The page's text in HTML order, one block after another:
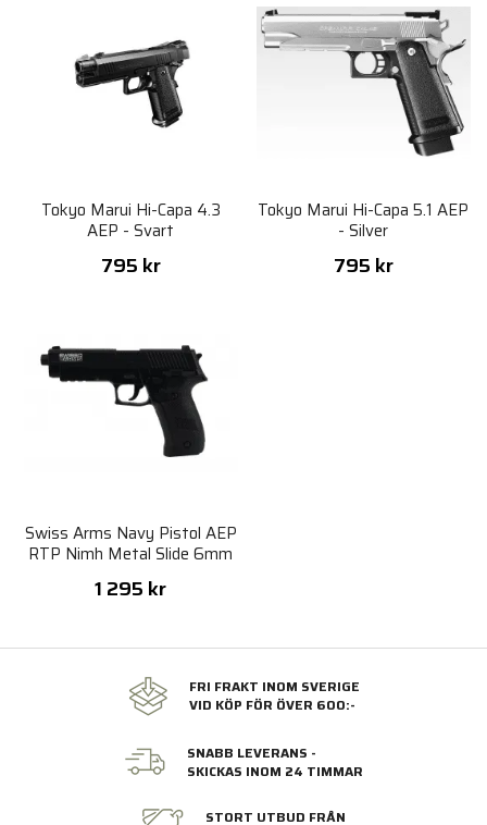
Tokyo Marui Hi-Capa 4.3
AEP - Svart
795 kr
Tokyo Marui Hi-Capa 5.1 AEP
- Silver
795 kr
Swiss Arms Navy Pistol AEP
RTP Nimh Metal Slide 6mm
1 295 kr
FRI FRAKT INOM SVERIGE
VID KÖP FÖR ÖVER 600:-
SNABB LEVERANS -
SKICKAS INOM 24 TIMMAR
STORT UTBUD FRÅN